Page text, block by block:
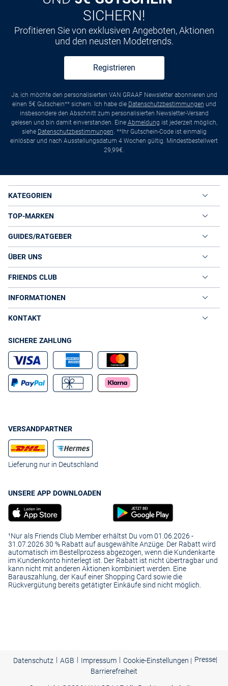
SICHERN!
Profitieren Sie von exklusiven Angeboten, Aktionen
und den neusten Modetrends.
Registrieren
Ja, ich möchte den personalisierten VAN GRAAF Newsletter abonnieren und
einen 5€ Gutschein** sichern. Ich habe die Datenschutzbestimmungen und
insbesondere den Abschnitt zum personalisierten Newsletter-Versand
gelesen und bin damit einverstanden. Eine Abmeldung ist jederzeit möglich,
siehe Datenschutzbestimmungen. **Ihr Gutschein-Code ist einmalig
einlösbar und nach Ausstellungsdatum 4 Wochen gültig. Mindestbestellwert
29,99€.
KATEGORIEN
TOP-MARKEN
GUIDES/RATGEBER
ÜBER UNS
FRIENDS CLUB
INFORMATIONEN
KONTAKT
SICHERE ZAHLUNG
VERSANDPARTNER
Lieferung nur in Deutschland
UNSERE APP DOWNLOADEN
¹Nur als Friends Club Member erhältst Du vom 01.06.2026 -
31.07.2026 30 % Rabatt auf ausgewählte Anzüge. Der Rabatt wird
automatisch im Bestellprozess abgezogen, wenn die Kundenkarte
im Kundenkonto hinterlegt ist. Der Rabatt ist nicht übertragbar und
kann nicht mit anderen Aktionen kombiniert werden. Eine
Barauszahlung, der Kauf einer Shopping Card sowie die
Rückvergütung bereits getätigter Einkäufe sind nicht möglich.
Datenschutz | AGB | Impressum | Cookie-Einstellungen | Presse|
Barrierefreiheit